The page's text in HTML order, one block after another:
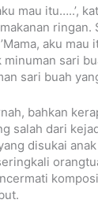
mau itu…..’,
ringan.
aku mau
sari
sari buah
bahkan
salah dari
disukai